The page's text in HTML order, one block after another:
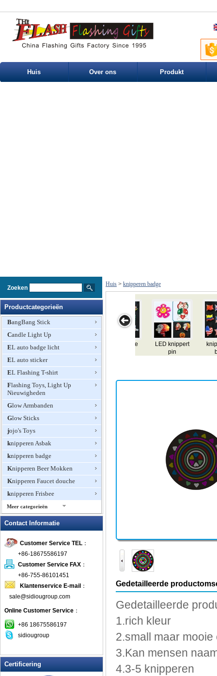
Huis Over ons Produkt
Zoeken
Productcategorieën
BangBang Stick
Candle Light Up
EL auto badge licht
EL auto sticker
EL Flashing T-shirt
Flashing Toys, Light Up
Nieuwigheden
Glow Armbanden
Glow Sticks
jojo's Toys
knipperen Asbak
knipperen badge
Knipperen Beer Mokken
Knipperen Faucet douche
knipperen Frisbee
Meer categorieën
Knipperen Ice Cube
Knipperen Jewelry
knipperen Ketting
Knipperen Magnetische Pin
knipperen Oorbellen
knipperen Ring
Knipperen Wine Opener
Knipperend Mini Fan
knipperende klok
Knipperende T-shirts
LED Ice Bucket
LED Key Chain Bottle Openers
Contact Informatie
Customer Service TEL ：
+86-18675586197
Customer Service FAX ：
+86-755-86101451
Klantenservice E-mail ：
sale@sidiougroup.com
Online Customer Service ：
+86 18675586197
sidiougroup
Certificering
Huis > knipperen badge
knipperende
Panama EL
verlichting el
Turkije EL
badge,
verlichting el
Gedetailleerde
Gedetailleerde
1.rich kleur
2.small maar mooie
3.Kan mensen
4.3-5 knipperen